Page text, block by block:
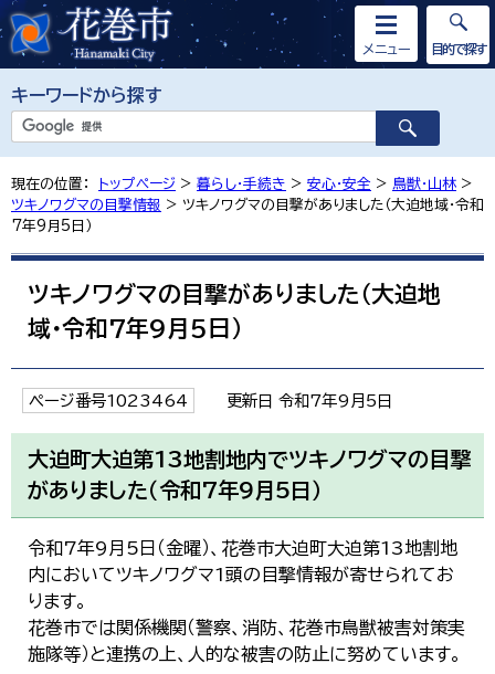
キーワードから探す
メニュー 目的で探す
現在の位置： トップページ > 暮らし・手続き > 安心・安全 > 鳥獣・山林 >
ツキノワグマの目撃情報 > ツキノワグマの目撃がありました（大迫地域・令和
7年9月5日）
ツキノワグマの目撃がありました（大迫地
域・令和7年9月5日）
ページ番号1023464 更新日 令和7年9月5日
大迫町大迫第13地割地内でツキノワグマの目撃
がありました（令和7年9月5日）
令和7年9月5日（金曜）、花巻市大迫町大迫第13地割地
内においてツキノワグマ1頭の目撃情報が寄せられてお
ります。
花巻市では関係機関（警察、消防、花巻市鳥獣被害対策実
施隊等）と連携の上、人的な被害の防止に努めています。